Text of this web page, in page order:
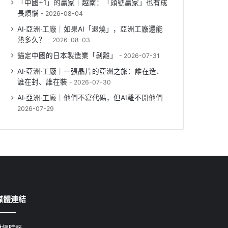
「中國+1」的贏家｜越南：「頭號贏家」也有成
長煩惱
2026-08-04
AI·亞洲·工廠｜如果AI「退燒」，亞洲工廠還能
熱多久？
2026-08-03
錨定中國的日本製造業「剝離」 2026-07-31
AI·亞洲·工廠｜一張晶片的亞洲之旅：誰在造、
誰在封、誰在裝
2026-07-30
AI·亞洲·工廠｜他們不寫代碼，但AI離不開他們
2026-07-29
體連結